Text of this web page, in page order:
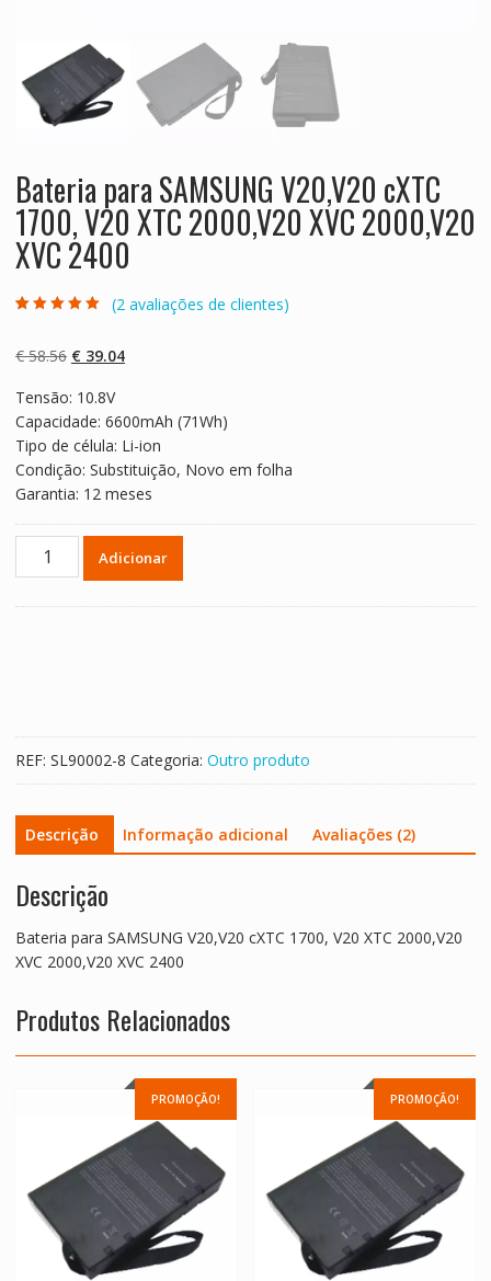
Bateria para SAMSUNG V20,V20 cXTC
1700, V20 XTC 2000,V20 XVC 2000,V20
XVC 2400
com base em
classificaçõe
(2 avaliações de clientes)
€58.56 O
original
era:
€ 58.56.
€39.04O
é:
€ 39.04.
Tensão: 10.8V
Capacidade: 6600mAh (71Wh)
Tipo de célula: Li-ion
Condição: Substituição, Novo em folha
Garantia: 12 meses
Quantidade
V20
XTC
2000,V20
XVC
2000,V20
XVC
2400
Adicionar
REF: SL90002-8 Categoria: Outro produto
Descrição Informação adicional Avaliações (2)
Descrição
Bateria para SAMSUNG V20,V20 cXTC 1700, V20 XTC 2000,V20
XVC 2000,V20 XVC 2400
Produtos Relacionados
PROMOÇÃO! PROMOÇÃO!